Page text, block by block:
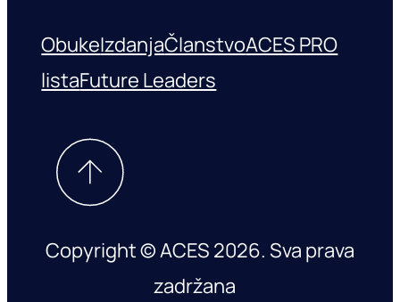
ObukeIzdanjaČlanstvoACES PRO
listaFuture Leaders
Copyright © ACES 2026. Sva prava
zadržana